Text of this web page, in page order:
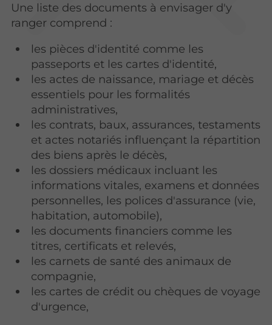
Une liste des documents à envisager d'y
ranger comprend :
les pièces d'identité comme les
passeports et les cartes d'identité,
les actes de naissance, mariage et décès
essentiels pour les formalités
administratives,
les contrats, baux, assurances, testaments
et actes notariés influençant la répartition
des biens après le décès,
les dossiers médicaux incluant les
informations vitales, examens et données
personnelles, les polices d'assurance (vie,
habitation, automobile),
les documents financiers comme les
titres, certificats et relevés,
les carnets de santé des animaux de
compagnie,
les cartes de crédit ou chèques de voyage
d'urgence,